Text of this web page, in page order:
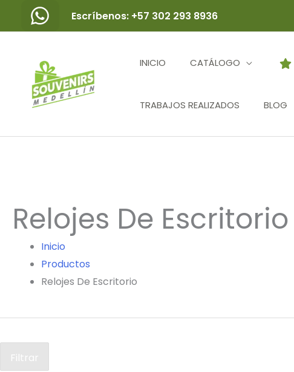
Escríbenos: +57 302 293 8936
INICIO CATÁLOGO
TRABAJOS REALIZADOS BLOG
Relojes De Escritorio
Inicio
Productos
Relojes De Escritorio
Filtrar